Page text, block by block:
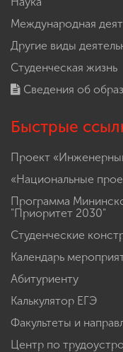
Международная
Другие виды
Студенческая жизнь
Сведения об
Быстрые
Проект
«Национальные
Программа
"Приоритет 2030"
Студенческие
Календарь
Абитуриенту
Калькулятор ЕГЭ
Факультеты и
Центр по